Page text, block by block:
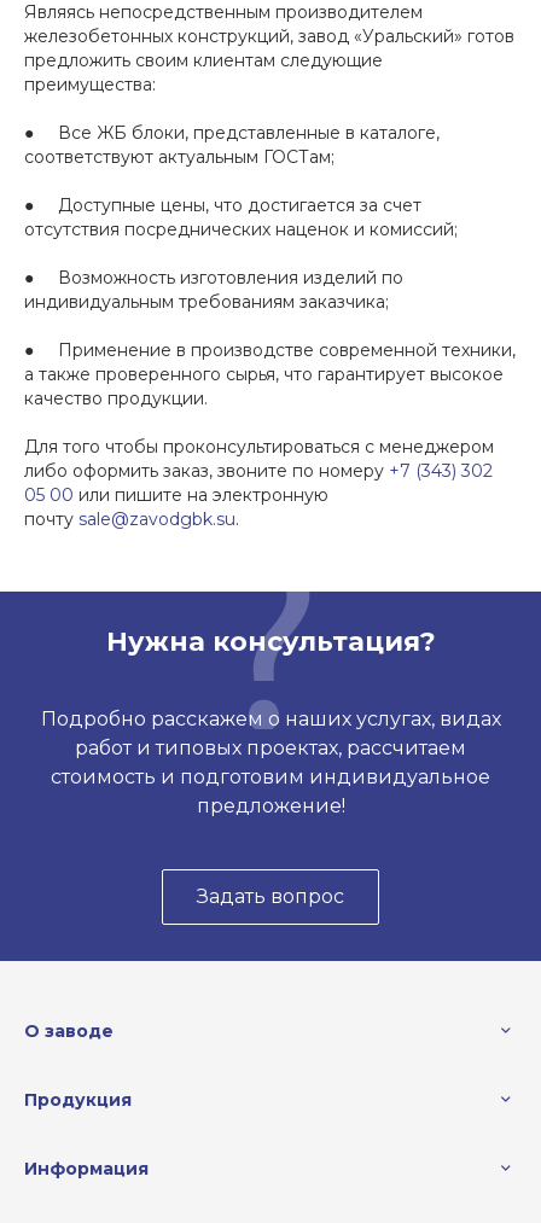
Являясь непосредственным производителем
железобетонных конструкций, завод «Уральский» готов
предложить своим клиентам следующие
преимущества:
● Все ЖБ блоки, представленные в каталоге,
соответствуют актуальным ГОСТам;
● Доступные цены, что достигается за счет
отсутствия посреднических наценок и комиссий;
● Возможность изготовления изделий по
индивидуальным требованиям заказчика;
● Применение в производстве современной техники,
а также проверенного сырья, что гарантирует высокое
качество продукции.
Для того чтобы проконсультироваться с менеджером
либо оформить заказ, звоните по номеру +7 (343) 302
05 00 или пишите на электронную
почту sale@zavodgbk.su.
Нужна консультация?
Подробно расскажем о наших услугах, видах
работ и типовых проектах, рассчитаем
стоимость и подготовим индивидуальное
предложение!
Задать вопрос
О заводе
Продукция
Информация